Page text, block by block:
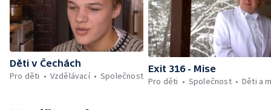
Děti v Čechách
Pro děti
Vzdělávací Společnost
Exit 316 - Mise
Pro děti
Společnost Děti a